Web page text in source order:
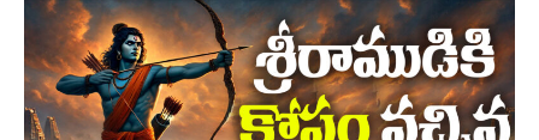
సముద్రునిపై
శ్రీరాముడి
ఆగ్రహం